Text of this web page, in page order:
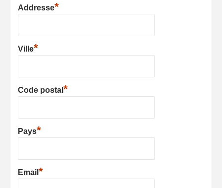
Addresse*
Ville*
Code postal *
Pays*
Email *